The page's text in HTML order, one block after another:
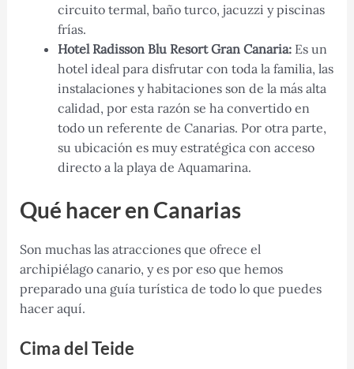
circuito termal, baño turco, jacuzzi y piscinas
frías.
Hotel Radisson Blu Resort Gran Canaria:Es un
hotel ideal para disfrutar con toda la familia, las
instalaciones y habitaciones son de la más alta
calidad, por esta razón se ha convertido en
todo un referente de Canarias. Por otra parte,
su ubicación es muy estratégica con acceso
directo a la playa de Aquamarina.
Qué hacer en Canarias
Son muchas las atracciones que ofrece el
archipiélago canario, y es por eso que hemos
preparado una guía turística de todo lo que puedes
hacer aquí.
Cima del Teide